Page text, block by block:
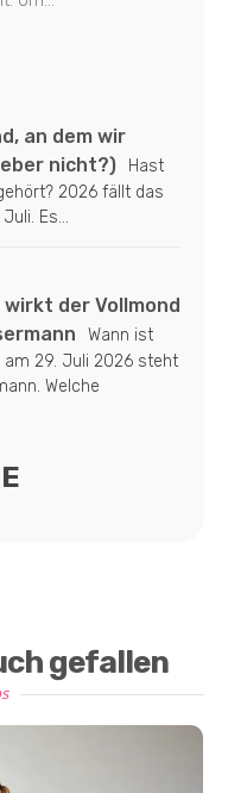
an dem wir
nicht?)
Hast
2026 fällt das
Es...
der Vollmond
Wann ist
am 29. Juli 2026 steht
Welche
gefallen